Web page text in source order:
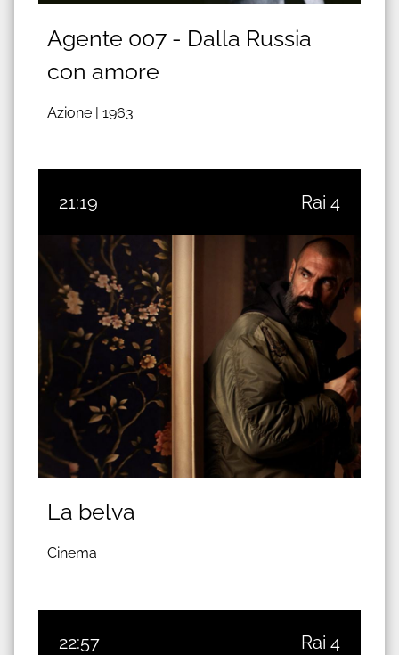
Agente 007 - Dalla Russia
con amore
Azione | 1963
21:19 Rai 4
La belva
Cinema
22:57 Rai 4